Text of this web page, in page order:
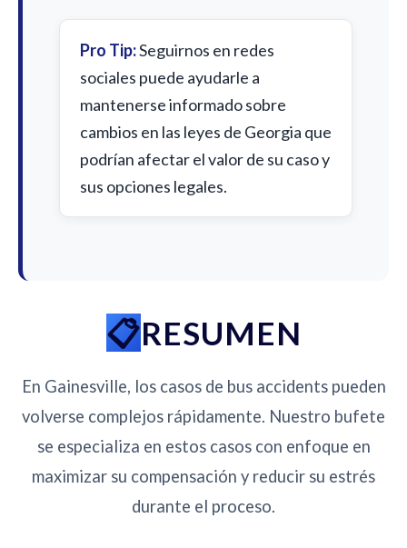
Pro Tip:Seguirnos en redes
sociales puede ayudarle a
mantenerse informado sobre
cambios en las leyes de Georgia que
podrían afectar el valor de su caso y
sus opciones legales.
RESUMEN
En Gainesville, los casos de bus accidents pueden
volverse complejos rápidamente. Nuestro bufete
se especializa en estos casos con enfoque en
maximizar su compensación y reducir su estrés
durante el proceso.